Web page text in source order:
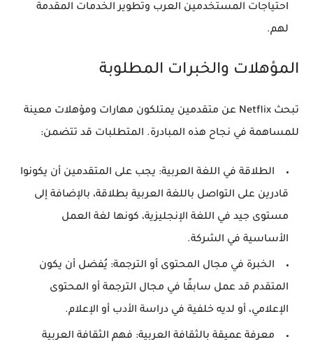
احتياجات المستخدمين العرب وتطوير الخدمات المقدمة
لهم.
المؤهلات والخبرات المطلوبة
تبحث Netflix عن متقدمين يمتلكون مهارات ومؤهلات معينة
للمساهمة في نجاح هذه المبادرة. المتطلبات قد تتضمن:
الطلاقة في اللغة العربية: يجب على المتقدمين أن يكونوا
قادرين على التواصل باللغة العربية بطلاقة، بالإضافة إلى
مستوى جيد في اللغة الإنجليزية، كونها لغة العمل
الأساسية في الشركة.
الخبرة في مجال المحتوى أو الترجمة: يُفضل أن يكون
المتقدم قد عمل سابقًا في مجال الترجمة أو المحتوى
الإعلامي، أو لديه خلفية في دراسة الأدب أو الإعلام.
معرفة عميقة بالثقافة العربية: فهم الثقافة العربية